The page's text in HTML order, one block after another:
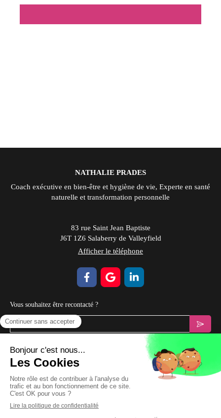
NATHALIE PRADES
Coach exécutive en bien-être et hygiène de vie, Experte en santé
naturelle et transformation personnelle
83 rue Saint Jean Baptiste
J6T 1Z6 Salaberry de Valleyfield
Afficher le téléphone
Vous souhaitez être recontacté ?
Votre email
Prendre Rendez-vous
Mentions légales & CGV